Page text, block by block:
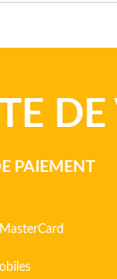
PAIEMENT